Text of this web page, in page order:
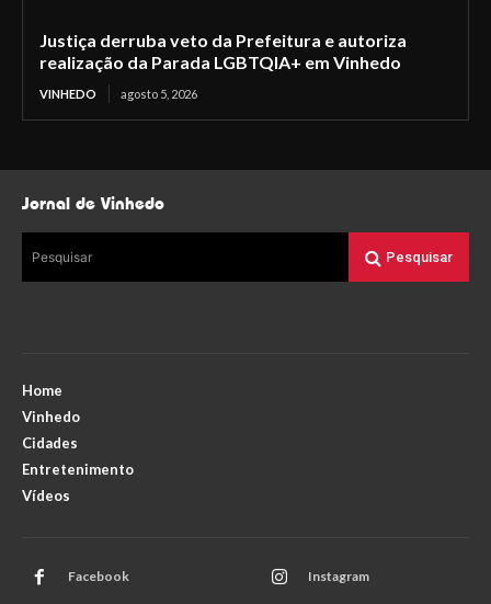
Justiça derruba veto da Prefeitura e autoriza
realização da Parada LGBTQIA+ em Vinhedo
VINHEDO agosto 5, 2026
Jornal de Vinhedo
Pesquisar Pesquisar
Home
Vinhedo
Cidades
Entretenimento
Vídeos
Facebook Instagram